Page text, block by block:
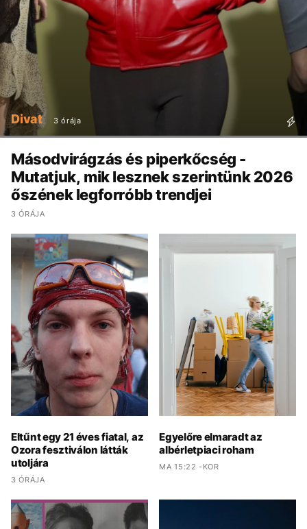
Divat 3 órája
Másodvirágzás és piperkőcség -
Mutatjuk, mik lesznek szerintünk 2026
őszének legforróbb trendjei
3 ÓRÁJA
Eltűnt egy 21 éves fiatal, az
Ozora fesztiválon látták
utoljára
3 ÓRÁJA
Egyelőre elmaradt az
albérletpiaci roham
MA 15:22 -KOR